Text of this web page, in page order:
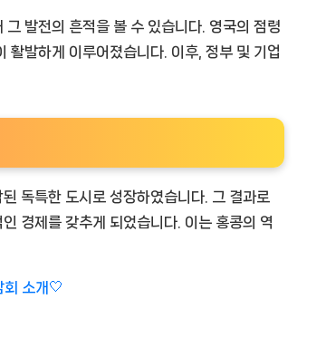
발전의 흔적을 볼 수 있습니다. 영국의 점령
활발하게 이루어졌습니다. 이후, 정부 및 기업
독특한 도시로 성장하였습니다. 그 결과로
경제를 갖추게 되었습니다. 이는 홍콩의 역
소개🤍